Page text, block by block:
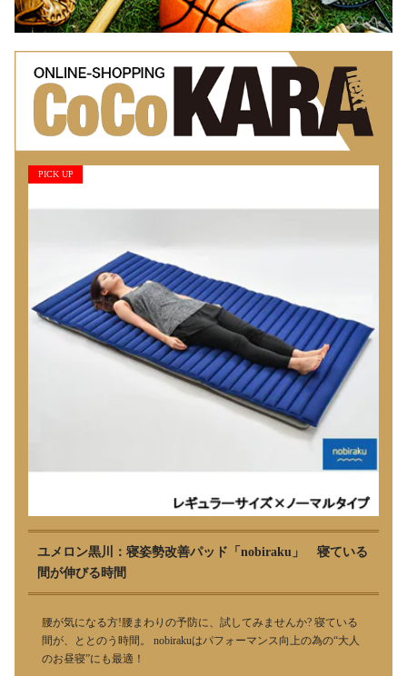
PICK UP
ユメロン黒川：寝姿勢改善パッド「nobiraku」 寝ている
間が伸びる時間
腰が気になる方!腰まわりの予防に、試してみませんか? 寝ている
間が、ととのう時間。 nobirakuはパフォーマンス向上の為の“大人
のお昼寝”にも最適！